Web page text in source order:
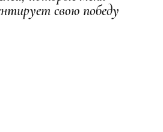
свою победу